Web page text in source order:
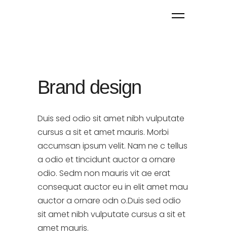
Brand design
Duis sed odio sit amet nibh vulputate
cursus a sit et amet mauris. Morbi
accumsan ipsum velit. Nam ne c tellus
a odio et tincidunt auctor a ornare
odio. Sedm non mauris vit ae erat
consequat auctor eu in elit amet mau
auctor a ornare odn o.Duis sed odio
sit amet nibh vulputate cursus a sit et
amet mauris.